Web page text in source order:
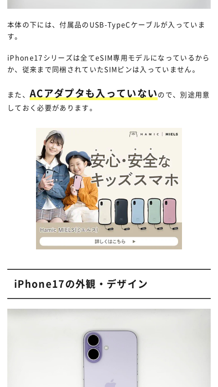
本体の下には、付属品のUSB-TypeCケーブルが入っていま
す。
iPhone17シリーズは全てeSIM専用モデルになっているから
か、従来まで同梱されていたSIMピンは入っていません。
また、 ACアダプタも入っていないので、別途用意
しておく必要があります。
iPhone17の外観・デザイン